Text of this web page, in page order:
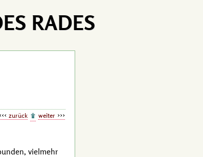
RADES
zurück weiter
vielmehr